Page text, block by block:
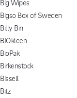
Big Wipes
Bigso Box of Sweden
Billy Bin
BIOkleen
BioPak
Birkenstock
Bissell
Bitz